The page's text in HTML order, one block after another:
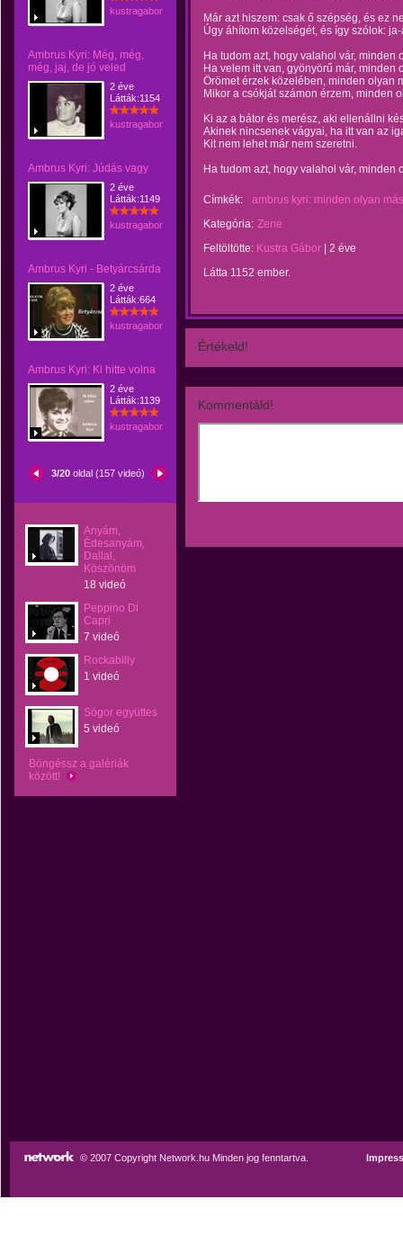
kustragabor
Ambrus Kyri: Még, még,
még, jaj, de jó veled
2 éve
Látták:1154
kustragabor
Ambrus Kyri: Júdás vagy
2 éve
Látták:1149
kustragabor
Ambrus Kyri - Betyárcsárda
2 éve
Látták:664
kustragabor
Ambrus Kyri: Ki hitte volna
2 éve
Látták:1139
kustragabor
3/20 oldal (157 videó)
Anyám,
Édesanyám,
Dallal,
Köszönöm
18 videó
Peppino Di
Capri
7 videó
Rockabilly
1 videó
Sógor együttes
5 videó
Böngéssz a galériák
között!
Már azt hiszem: csak ő szépség, és ez
Úgy áhítom közelségét, és így szólok:
Ha tudom azt, hogy valahol vár, minden
Ha velem itt van, gyönyörű már, minden
Örömet érzek közelében, minden olyan
Mikor a csókját számon érzem, minden
Ki az a bátor és merész, aki ellenállni
Akinek nincsenek vágyai, ha itt van az
Kit nem lehet már nem szeretni.
Ha tudom azt, hogy valahol vár, minden
Címkék:
ambrus kyri: minden olyan más
Kategória: Zene
Feltöltötte: Kustra Gábor
2 éve
Látta 1152 ember.
Értékeld!
Kommentáld!
© 2007 Copyright Network.hu Minden jog fenntartva.